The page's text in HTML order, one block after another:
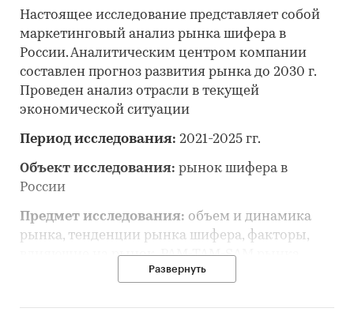
Настоящее исследование представляет собой
маркетинговый анализ рынка шифера в
России. Аналитическим центром компании
составлен прогноз развития рынка до 2030 г.
Проведен анализ отрасли в текущей
экономической ситуации
Период исследования: 2021-2025 гг.
Объект исследования: рынок шифера в
России
Предмет исследования: объем и динамика
рынка, тенденции рынка шифера, факторы,
влияющие на рынок, PAM-TAM-SAM рынка,
основные конкуренты, потребители, цены,
Развернуть